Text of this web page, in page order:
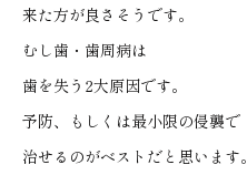
来た方が良さそうです。
むし歯・歯周病は
歯を失う2大原因です。
予防、もしくは最小限の侵襲で
治せるのがベストだと思います。